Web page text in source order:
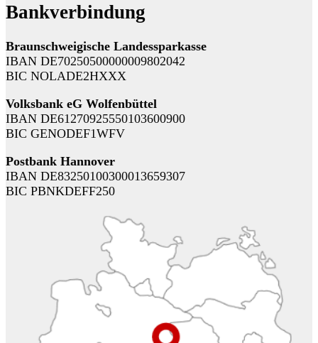
Bankverbindung
Braunschweigische Landessparkasse
IBAN DE70250500000009802042
BIC NOLADE2HXXX
Volksbank eG Wolfenbüttel
IBAN DE61270925550103600900
BIC GENODEF1WFV
Postbank Hannover
IBAN DE83250100300013659307
BIC PBNKDEFF250